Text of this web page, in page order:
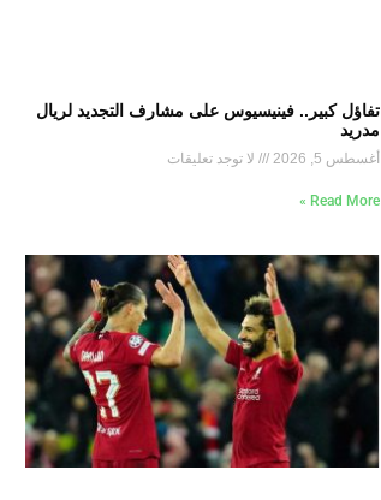
تفاؤل كبير.. فينيسيوس على مشارف التجديد لريال
مدريد
أغسطس 5, 2026 لا توجد تعليقات
Read More »